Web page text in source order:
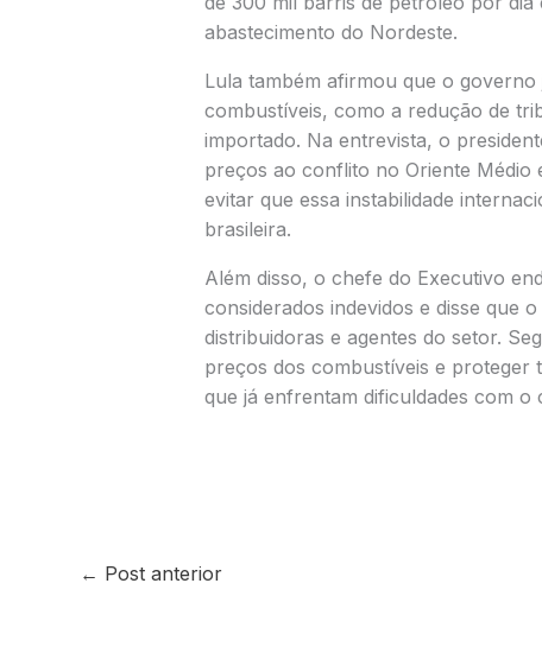
abastecimento do Nordeste.
Lula também afirmou que o
combustíveis, como a redução de
importado. Na entrevista, o
preços ao conflito no Oriente Médio
evitar que essa instabilidade
brasileira.
Além disso, o chefe do Executivo
considerados indevidos e disse que
distribuidoras e agentes do setor.
preços dos combustíveis e proteger
que já enfrentam dificuldades com o
← Post anterior